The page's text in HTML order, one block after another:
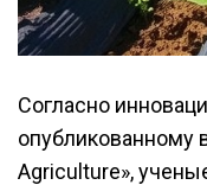
Согласно
опубликованному
Agriculture»,